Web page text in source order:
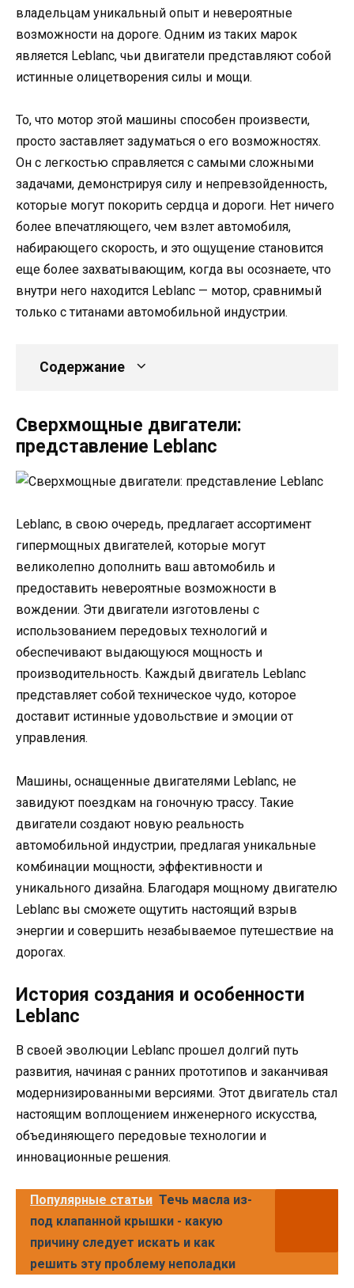
владельцам уникальный опыт и невероятные
возможности на дороге. Одним из таких марок
является Leblanc, чьи двигатели представляют собой
истинные олицетворения силы и мощи.
То, что мотор этой машины способен произвести,
просто заставляет задуматься о его возможностях.
Он с легкостью справляется с самыми сложными
задачами, демонстрируя силу и непревзойденность,
которые могут покорить сердца и дороги. Нет ничего
более впечатляющего, чем взлет автомобиля,
набирающего скорость, и это ощущение становится
еще более захватывающим, когда вы осознаете, что
внутри него находится Leblanc — мотор, сравнимый
только с титанами автомобильной индустрии.
Содержание
Сверхмощные двигатели:
представление Leblanc
Leblanc, в свою очередь, предлагает ассортимент
гипермощных двигателей, которые могут
великолепно дополнить ваш автомобиль и
предоставить невероятные возможности в
вождении. Эти двигатели изготовлены с
использованием передовых технологий и
обеспечивают выдающуюся мощность и
производительность. Каждый двигатель Leblanc
представляет собой техническое чудо, которое
доставит истинные удовольствие и эмоции от
управления.
Машины, оснащенные двигателями Leblanc, не
завидуют поездкам на гоночную трассу. Такие
двигатели создают новую реальность
автомобильной индустрии, предлагая уникальные
комбинации мощности, эффективности и
уникального дизайна. Благодаря мощному двигателю
Leblanc вы сможете ощутить настоящий взрыв
энергии и совершить незабываемое путешествие на
дорогах.
История создания и особенности
Leblanc
В своей эволюции Leblanc прошел долгий путь
развития, начиная с ранних прототипов и заканчивая
модернизированными версиями. Этот двигатель стал
настоящим воплощением инженерного искусства,
объединяющего передовые технологии и
инновационные решения.
Популярные статьи Течь масла из-
под клапанной крышки - какую
причину следует искать и как
решить эту проблему неполадки